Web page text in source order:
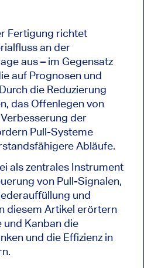
Fertigung richtet
an der
aus – im Gegensatz
auf Prognosen und
die Reduzierung
das Offenlegen von
der
Pull-Systeme
Abläufe.
als zentrales Instrument
von Pull-Signalen,
und
diesem Artikel erörtern
und Kanban die
und die Effizienz in